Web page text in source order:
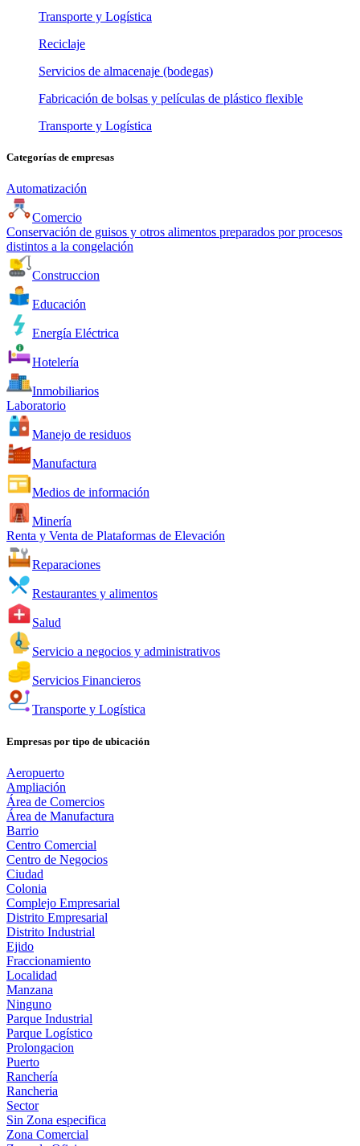
Transporte y Logística
Reciclaje
Servicios de almacenaje (bodegas)
Fabricación de bolsas y películas de plástico flexible
Transporte y Logística
Categorías de empresas
Automatización
Comercio
Conservación de guisos y otros alimentos preparados por procesos
distintos a la congelación
Construccion
Educación
Energía Eléctrica
Hotelería
Inmobiliarios
Laboratorio
Manejo de residuos
Manufactura
Medios de información
Minería
Renta y Venta de Plataformas de Elevación
Reparaciones
Restaurantes y alimentos
Salud
Servicio a negocios y administrativos
Servicios Financieros
Transporte y Logística
Empresas por tipo de ubicación
Aeropuerto
Ampliación
Área de Comercios
Área de Manufactura
Barrio
Centro Comercial
Centro de Negocios
Ciudad
Colonia
Complejo Empresarial
Distrito Empresarial
Distrito Industrial
Ejido
Fraccionamiento
Localidad
Manzana
Ninguno
Parque Industrial
Parque Logístico
Prolongacion
Puerto
Ranchería
Rancheria
Sector
Sin Zona especifica
Zona Comercial